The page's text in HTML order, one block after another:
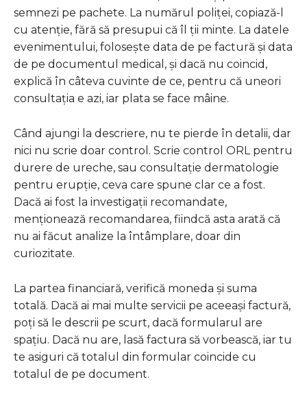
semnezi pe pachete. La numărul poliței, copiază-l
cu atenție, fără să presupui că îl ții minte. La datele
evenimentului, folosește data de pe factură și data
de pe documentul medical, și dacă nu coincid,
explică în câteva cuvinte de ce, pentru că uneori
consultația e azi, iar plata se face mâine.
Când ajungi la descriere, nu te pierde în detalii, dar
nici nu scrie doar control. Scrie control ORL pentru
durere de ureche, sau consultație dermatologie
pentru erupție, ceva care spune clar ce a fost.
Dacă ai fost la investigații recomandate,
menționează recomandarea, fiindcă asta arată că
nu ai făcut analize la întâmplare, doar din
curiozitate.
La partea financiară, verifică moneda și suma
totală. Dacă ai mai multe servicii pe aceeași factură,
poți să le descrii pe scurt, dacă formularul are
spațiu. Dacă nu are, lasă factura să vorbească, iar tu
te asiguri că totalul din formular coincide cu
totalul de pe document.